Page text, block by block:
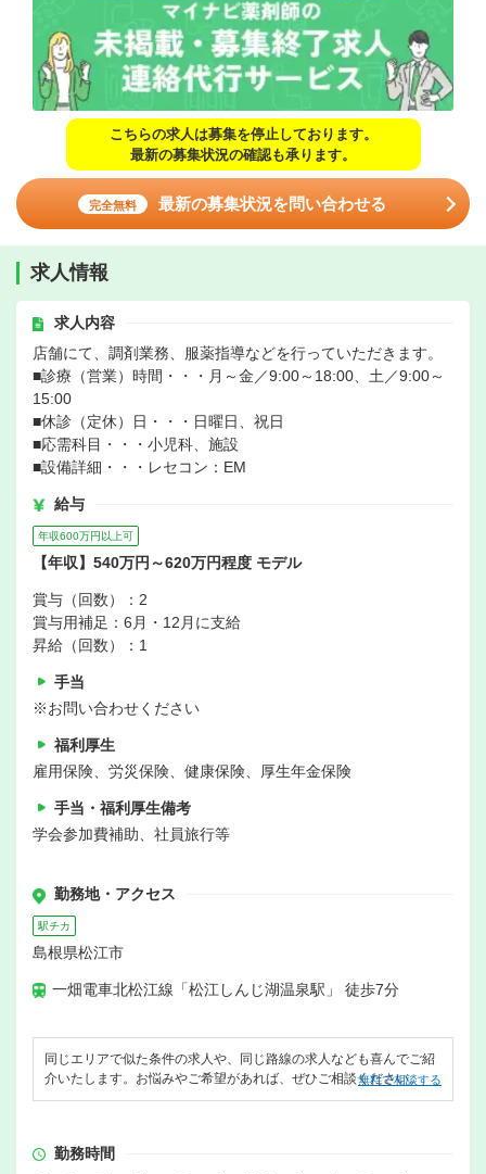
こちらの求人は募集を停止しております。
最新の募集状況の確認も承ります。
完全無料 最新の募集状況を問い合わせる
求人情報
求人内容
店舗にて、調剤業務、服薬指導などを行っていただきます。
■診療（営業）時間・・・月～金／9:00～18:00、土／9:00～
15:00
■休診（定休）日・・・日曜日、祝日
■応需科目・・・小児科、施設
■設備詳細・・・レセコン：EM
給与
年収600万円以上可
【年収】540万円～620万円程度 モデル
賞与（回数）：2
賞与用補足：6月・12月に支給
昇給（回数）：1
手当
※お問い合わせください
福利厚生
雇用保険、労災保険、健康保険、厚生年金保険
手当・福利厚生備考
学会参加費補助、社員旅行等
勤務地・アクセス
駅チカ
島根県松江市
一畑電車北松江線「松江しんじ湖温泉駅」 徒歩7分
同じエリアで似た条件の求人や、同じ路線の求人なども喜んでご紹
介いたします。お悩みやご希望があれば、ぜひご相談ください。
無料で相談する
勤務時間